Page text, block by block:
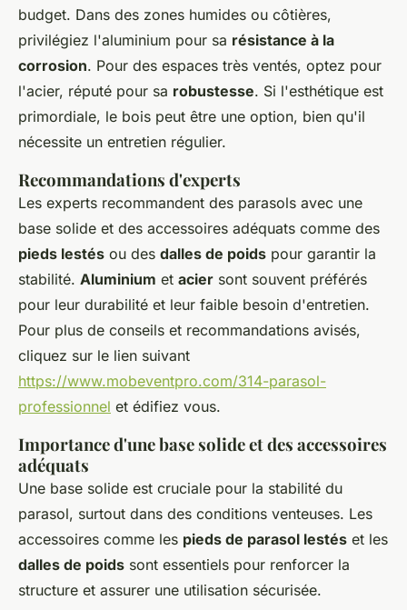
budget. Dans des zones humides ou côtières,
privilégiez l'aluminium pour sa résistance à la
corrosion. Pour des espaces très ventés, optez pour
l'acier, réputé pour sa robustesse. Si l'esthétique est
primordiale, le bois peut être une option, bien qu'il
nécessite un entretien régulier.
Recommandations d'experts
Les experts recommandent des parasols avec une
base solide et des accessoires adéquats comme des
pieds lestés ou des dalles de poids pour garantir la
stabilité. Aluminium et acier sont souvent préférés
pour leur durabilité et leur faible besoin d'entretien.
Pour plus de conseils et recommandations avisés,
cliquez sur le lien suivant
https://www.mobeventpro.com/314-parasol-
professionnel et édifiez vous.
Importance d'une base solide et des accessoires
adéquats
Une base solide est cruciale pour la stabilité du
parasol, surtout dans des conditions venteuses. Les
accessoires comme les pieds de parasol lestés et les
dalles de poids sont essentiels pour renforcer la
structure et assurer une utilisation sécurisée.